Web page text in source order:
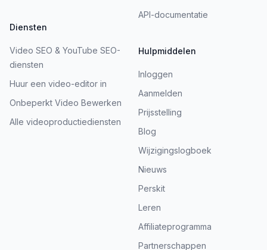
Diensten
Video SEO & YouTube SEO-
diensten
Huur een video-editor in
Onbeperkt Video Bewerken
Alle videoproductiediensten
API-documentatie
Hulpmiddelen
Inloggen
Aanmelden
Prijsstelling
Blog
Wijzigingslogboek
Nieuws
Perskit
Leren
Affiliateprogramma
Partnerschappen